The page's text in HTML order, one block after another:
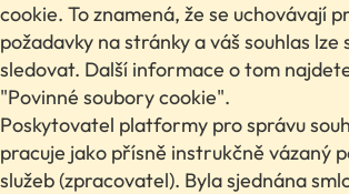
cookie. To znamená, že se uchovávají
požadavky na stránky a váš souhlas lze
sledovat. Další informace o tom
"Povinné soubory cookie".
Poskytovatel platformy pro správu
pracuje jako přísně instrukčně vázaný
služeb (zpracovatel). Byla sjednána